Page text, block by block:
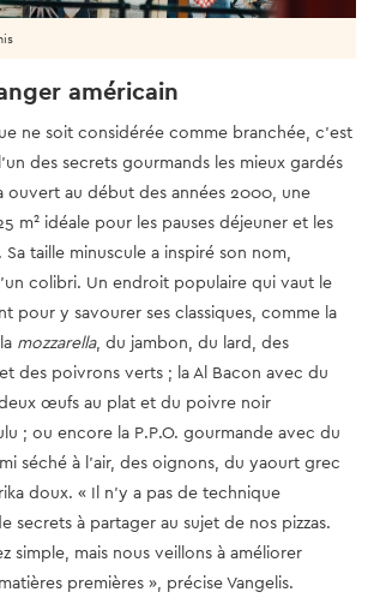
américain
ne soit considérée comme branchée, c’est
des secrets gourmands les mieux gardés
ouvert au début des années 2000, une
m² idéale pour les pauses déjeuner et les
taille minuscule a inspiré son nom,
colibri. Un endroit populaire qui vaut le
pour y savourer ses classiques, comme la
mozzarella, du jambon, du lard, des
des poivrons verts ; la Al Bacon avec du
œufs au plat et du poivre noir
; ou encore la P.P.O. gourmande avec du
séché à l'air, des oignons, du yaourt grec
doux. « Il n'y a pas de technique
secrets à partager au sujet de nos pizzas.
simple, mais nous veillons à améliorer
premières », précise Vangelis.